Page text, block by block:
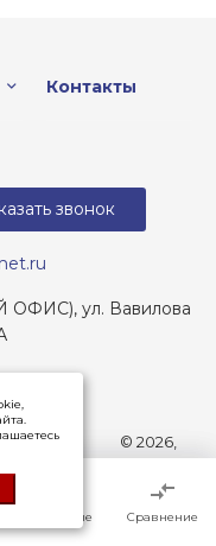
Избранные Сравнение
Избранные Сравнение
Контакты
ОФИС), ул. Вавилова
звонок
© 2026,
Все права
защищены